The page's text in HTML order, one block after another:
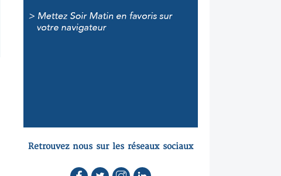
Retrouvez nous sur les réseaux sociaux